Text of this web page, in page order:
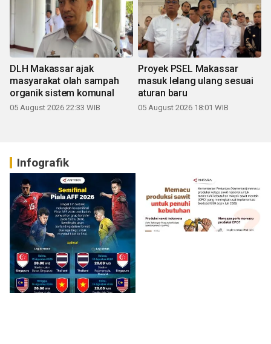
DLH Makassar ajak
masyarakat olah sampah
organik sistem komunal
05 August 2026 22:33 WIB
Proyek PSEL Makassar
masuk lelang ulang sesuai
aturan baru
05 August 2026 18:01 WIB
Infografik